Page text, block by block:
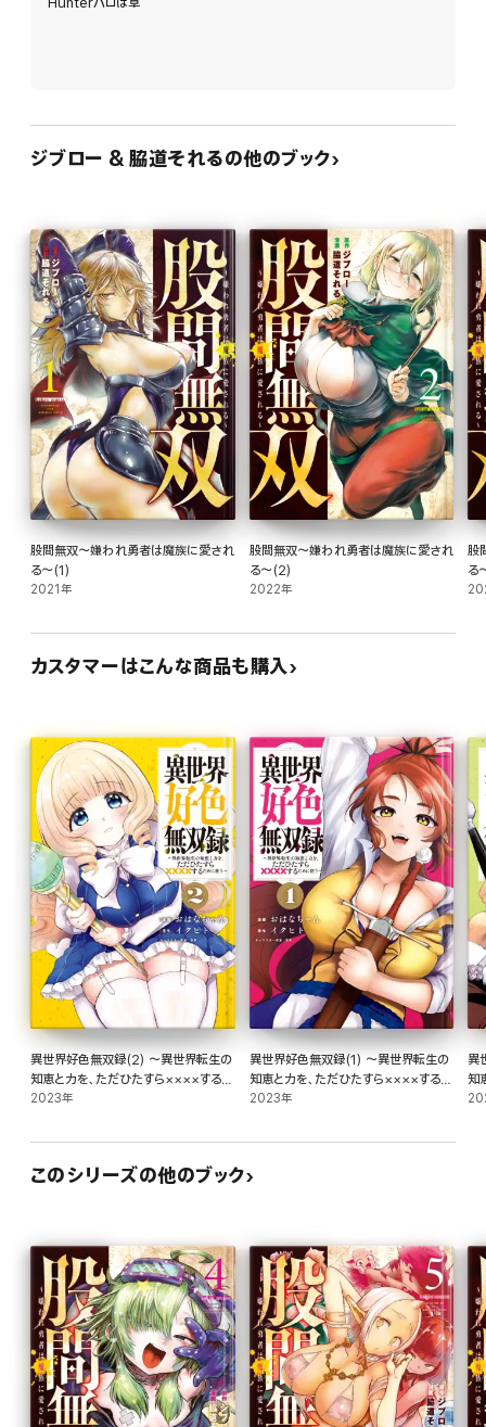
ジブロー & 脇道それるの他のブック
股間無双～嫌われ勇者は魔族に愛され
る～(1)
2021年
股間無双～嫌われ勇者は魔族に愛され
る～(2)
2022年
股
る
カスタマーはこんな商品も購入
異世界好色無双録(2) ～異世界転生の
知恵と力を、ただひたすら××××するた
めに使う～
2023年
異世界好色無双録(1) ～異世界転生の
知恵と力を、ただひたすら××××するた
めに使う～
2023年
異
知
め
このシリーズの他のブック